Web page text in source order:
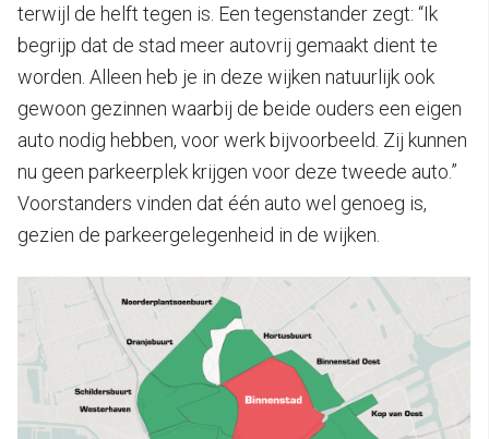
terwijl de helft tegen is. Een tegenstander zegt: “Ik
begrijp dat de stad meer autovrij gemaakt dient te
worden. Alleen heb je in deze wijken natuurlijk ook
gewoon gezinnen waarbij de beide ouders een eigen
auto nodig hebben, voor werk bijvoorbeeld. Zij kunnen
nu geen parkeerplek krijgen voor deze tweede auto.”
Voorstanders vinden dat één auto wel genoeg is,
gezien de parkeergelegenheid in de wijken.